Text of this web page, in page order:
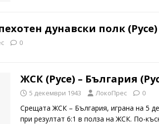
дунавски полк (Русе)
0
ЖСК (Русе) – България
5 декември 1943 ЛокоПрес 0
Срещата ЖСК – България, играна на 5
при резултат 6:1 в полза на ЖСК. По-